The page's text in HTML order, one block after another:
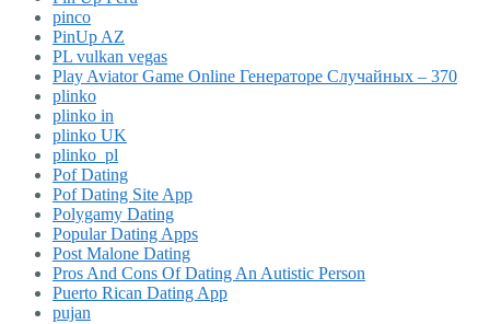
pinco
PinUp AZ
PL vulkan vegas
Play Aviator Game Online Генераторе Случайных – 370
plinko
plinko in
plinko UK
plinko_pl
Pof Dating
Pof Dating Site App
Polygamy Dating
Popular Dating Apps
Post Malone Dating
Pros And Cons Of Dating An Autistic Person
Puerto Rican Dating App
pujan